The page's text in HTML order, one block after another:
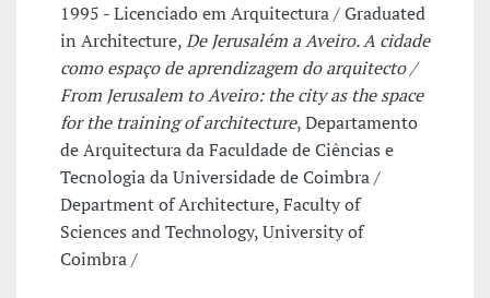
1995 - Licenciado em Arquitectura / Graduated
in Architecture,De Jerusalém a Aveiro. A cidade
como espaço de aprendizagem do arquitecto /
From Jerusalem to Aveiro: the city as the space
for the training of architecture, Departamento
de Arquitectura da Faculdade de Ciências e
Tecnologia da Universidade de Coimbra /
Department of Architecture, Faculty of
Sciences and Technology, University of
Coimbra /